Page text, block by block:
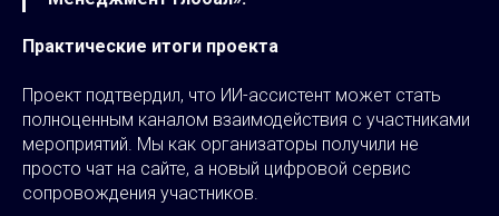
Практические итоги проекта
Проект подтвердил, что ИИ-ассистент может стать
полноценным каналом взаимодействия с участниками
мероприятий. Мы как организаторы получили не
просто чат на сайте, а новый цифровой сервис
сопровождения участников.